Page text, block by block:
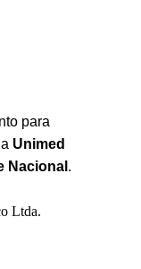
para
Unimed
Nacional .
Ltda.